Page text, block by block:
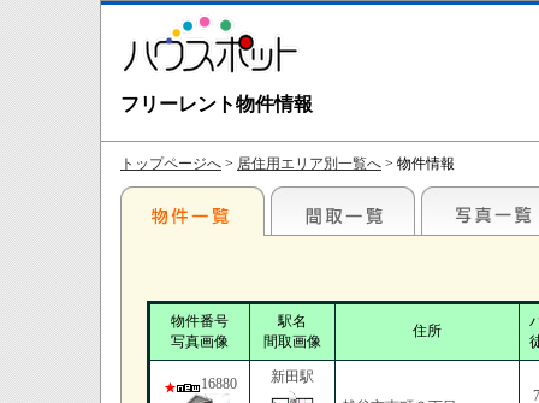
フリーレント物件情報
トップページへ > 居住用エリア別一覧へ > 物件情報
物件番号
写真画像
駅名
間取画像
住所
16880
新田駅